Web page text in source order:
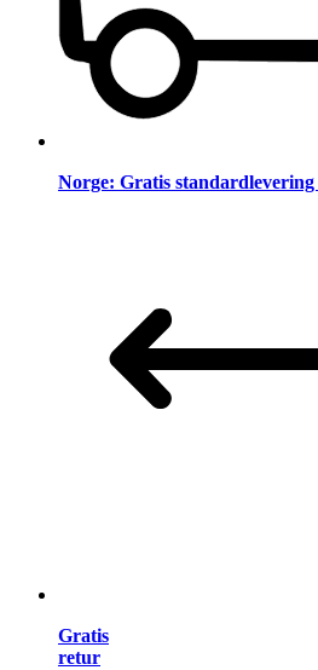
Norge: Gratis standardlevering
Gratis
retur